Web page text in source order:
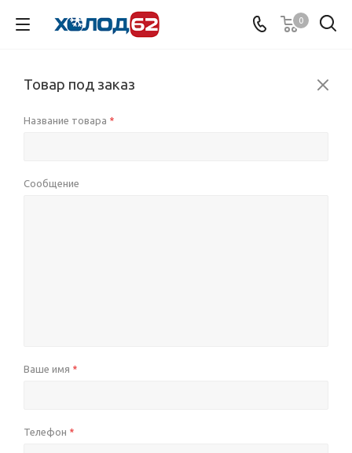
0
Товар под заказ
Название товара *
Сообщение
Ваше имя *
Телефон *